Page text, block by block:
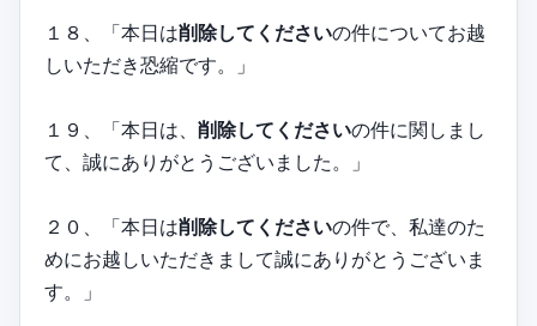
１８、「本日は削除してくださいの件についてお越
しいただき恐縮です。」
１９、「本日は、 削除してくださいの件に関しまし
て、誠にありがとうございました。」
２０、「本日は削除してくださいの件で、私達のた
めにお越しいただきまして誠にありがとうございま
す。」